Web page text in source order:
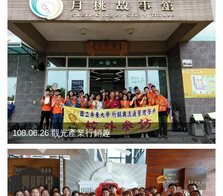
108.06.26 觀光產業行銷趣